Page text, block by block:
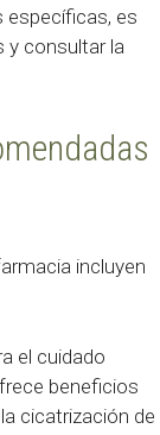
específicas, es
y consultar la
incluyen
el cuidado
beneficios
cicatrización de